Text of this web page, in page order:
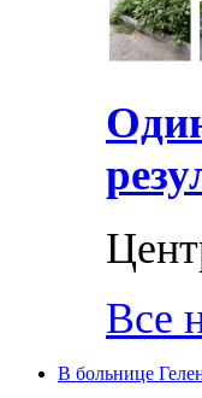
Все
В больнице